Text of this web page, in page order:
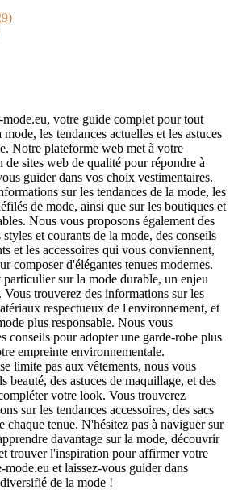
votre guide complet pour tout
les tendances actuelles et les astuces
Notre plateforme web met à votre
de sites web de qualité pour répondre à
guider dans vos choix vestimentaires.
sur les tendances de la mode, les
de mode, ainsi que sur les boutiques et
Nous vous proposons également des
et courants de la mode, des conseils
et les accessoires qui vous conviennent,
composer d'élégantes tenues modernes.
sur la mode durable, un enjeu
Vous trouverez des informations sur les
respectueux de l'environnement, et
plus responsable. Nous vous
conseils pour adopter une garde-robe plus
empreinte environnementale.
limite pas aux vêtements, nous vous
beauté, des astuces de maquillage, et des
votre look. Vous trouverez
sur les tendances accessoires, des sacs
tenue. N'hésitez pas à naviguer sur
davantage sur la mode, découvrir
trouver l'inspiration pour affirmer votre
et laissez-vous guider dans
de la mode !